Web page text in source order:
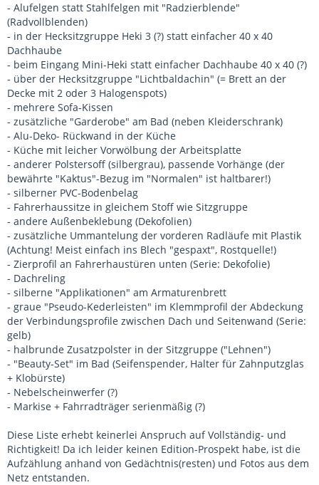
- Alufelgen statt Stahlfelgen mit "Radzierblende"
(Radvollblenden)
- in der Hecksitzgruppe Heki 3 (?) statt einfacher 40 x 40
Dachhaube
- beim Eingang Mini-Heki statt einfacher Dachhaube 40 x 40 (?)
- über der Hecksitzgruppe "Lichtbaldachin" (= Brett an der
Decke mit 2 oder 3 Halogenspots)
- mehrere Sofa-Kissen
- zusätzliche "Garderobe" am Bad (neben Kleiderschrank)
- Alu-Deko- Rückwand in der Küche
- Küche mit leicher Vorwölbung der Arbeitsplatte
- anderer Polstersoff (silbergrau), passende Vorhänge (der
bewährte "Kaktus"-Bezug im "Normalen" ist haltbarer!)
- silberner PVC-Bodenbelag
- Fahrerhaussitze in gleichem Stoff wie Sitzgruppe
- andere Außenbeklebung (Dekofolien)
- zusätzliche Ummantelung der vorderen Radläufe mit Plastik
(Achtung! Meist einfach ins Blech "gespaxt", Rostquelle!)
- Zierprofil an Fahrerhaustüren unten (Serie: Dekofolie)
- Dachreling
- silberne "Applikationen" am Armaturenbrett
- graue "Pseudo-Kederleisten" im Klemmprofil der Abdeckung
der Verbindungsprofile zwischen Dach und Seitenwand (Serie:
gelb)
- halbrunde Zusatzpolster in der Sitzgruppe ("Lehnen")
- "Beauty-Set" im Bad (Seifenspender, Halter für Zahnputzglas
+ Klobürste)
- Nebelscheinwerfer (?)
- Markise + Fahrradträger serienmäßig (?)
Diese Liste erhebt keinerlei Anspruch auf Vollständig- und
Richtigkeit! Da ich leider keinen Edition-Prospekt habe, ist die
Aufzählung anhand von Gedächtnis(resten) und Fotos aus dem
Netz entstanden.